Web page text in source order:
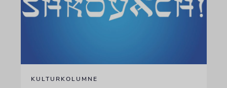
KULTURKOLUMNE